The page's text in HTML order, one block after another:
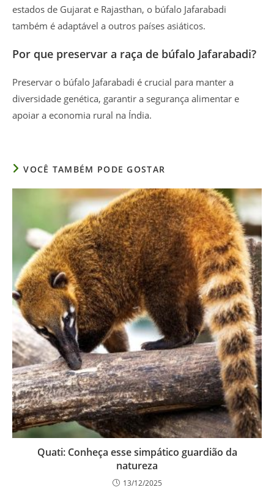
estados de Gujarat e Rajasthan, o búfalo Jafarabadi
também é adaptável a outros países asiáticos.
Por que preservar a raça de búfalo Jafarabadi?
Preservar o búfalo Jafarabadi é crucial para manter a
diversidade genética, garantir a segurança alimentar e
apoiar a economia rural na Índia.
VOCÊ TAMBÉM PODE GOSTAR
Quati: Conheça esse simpático guardião da
natureza
13/12/2025